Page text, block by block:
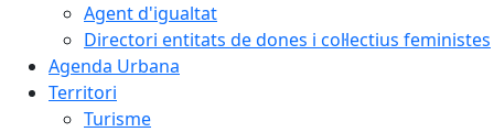
Agent d'igualtat
Directori entitats de dones i col·lectius feministes
Agenda Urbana
Territori
Turisme